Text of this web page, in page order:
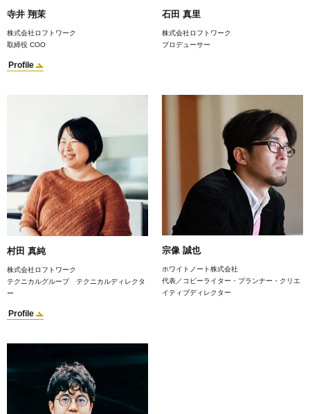
寺井 翔茉
株式会社ロフトワーク
取締役 COO
Profile
石田 真里
株式会社ロフトワーク
プロデューサー
村田 真純
株式会社ロフトワーク
テクニカルグループ テクニカルディレクタ
ー
Profile
宗像 誠也
ホワイトノート株式会社
代表／コピーライター・プランナー・クリエ
イティブディレクター